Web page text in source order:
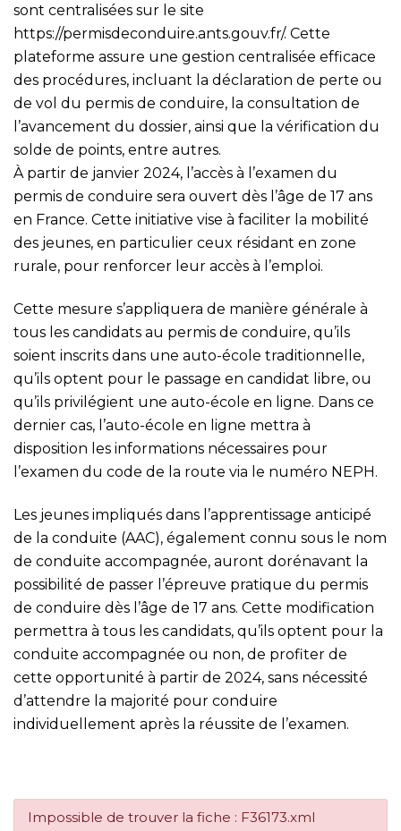
sont centralisées sur le site
https://permisdeconduire.ants.gouv.fr/. Cette
plateforme assure une gestion centralisée efficace
des procédures, incluant la déclaration de perte ou
de vol du permis de conduire, la consultation de
l’avancement du dossier, ainsi que la vérification du
solde de points, entre autres.
À partir de janvier 2024, l’accès à l’examen du
permis de conduire sera ouvert dès l’âge de 17 ans
en France. Cette initiative vise à faciliter la mobilité
des jeunes, en particulier ceux résidant en zone
rurale, pour renforcer leur accès à l’emploi.
Cette mesure s’appliquera de manière générale à
tous les candidats au permis de conduire, qu’ils
soient inscrits dans une auto-école traditionnelle,
qu’ils optent pour le passage en candidat libre, ou
qu’ils privilégient une auto-école en ligne. Dans ce
dernier cas, l’auto-école en ligne mettra à
disposition les informations nécessaires pour
l’examen du code de la route via le numéro NEPH.
Les jeunes impliqués dans l’apprentissage anticipé
de la conduite (AAC), également connu sous le nom
de conduite accompagnée, auront dorénavant la
possibilité de passer l’épreuve pratique du permis
de conduire dès l’âge de 17 ans. Cette modification
permettra à tous les candidats, qu’ils optent pour la
conduite accompagnée ou non, de profiter de
cette opportunité à partir de 2024, sans nécessité
d’attendre la majorité pour conduire
individuellement après la réussite de l’examen.
Impossible de trouver la fiche : F36173.xml